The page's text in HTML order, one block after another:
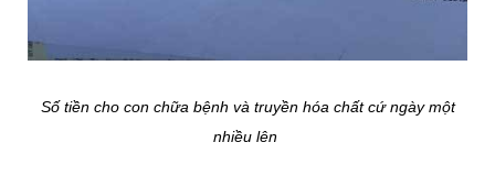
Số tiền cho con chữa bệnh và truyền hóa chất cứ ngày một
nhiều lên